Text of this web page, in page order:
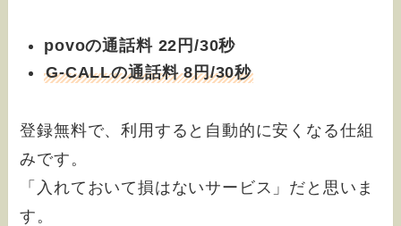
povoの通話料 22円/30秒
G-CALLの通話料 8円/30秒
登録無料で、利用すると自動的に安くなる仕組
みです。
「入れておいて損はないサービス」だと思いま
す。